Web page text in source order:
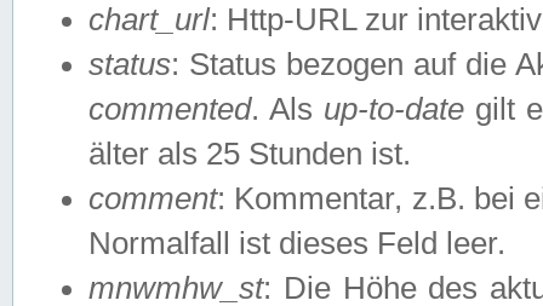
chart_url: Http-URL zur
status: Status bezogen auf die
commented. Als up-to-date gilt
älter als 25 Stunden ist.
comment: Kommentar, z.B. bei
Normalfall ist dieses Feld leer.
mnwmhw_st: Die Höhe des